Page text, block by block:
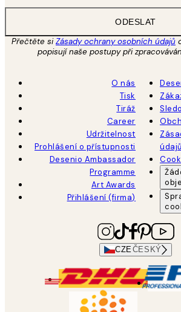
ODESLAT
Přečtěte siZásady ochrany osobních údajů
popisují naše postupy při
O nás
Tisk
Tiráž
Career
Udržitelnost
Prohlášení o přístupnosti
Desenio Ambassador
Programme
Art Awards
Přihlášení (firma)
údajů
CZEČESKÝ